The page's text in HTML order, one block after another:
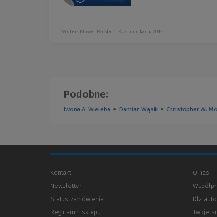
Wolters Kluwer Polska Rok publikacji: 2017
Podobne:
Iwona A. Wieleba ● Damian Wąsik ● Christopher W.
Kontakt
Newsletter
Status zamówienia
Regulamin sklepu
O nas
Dla
Twoje